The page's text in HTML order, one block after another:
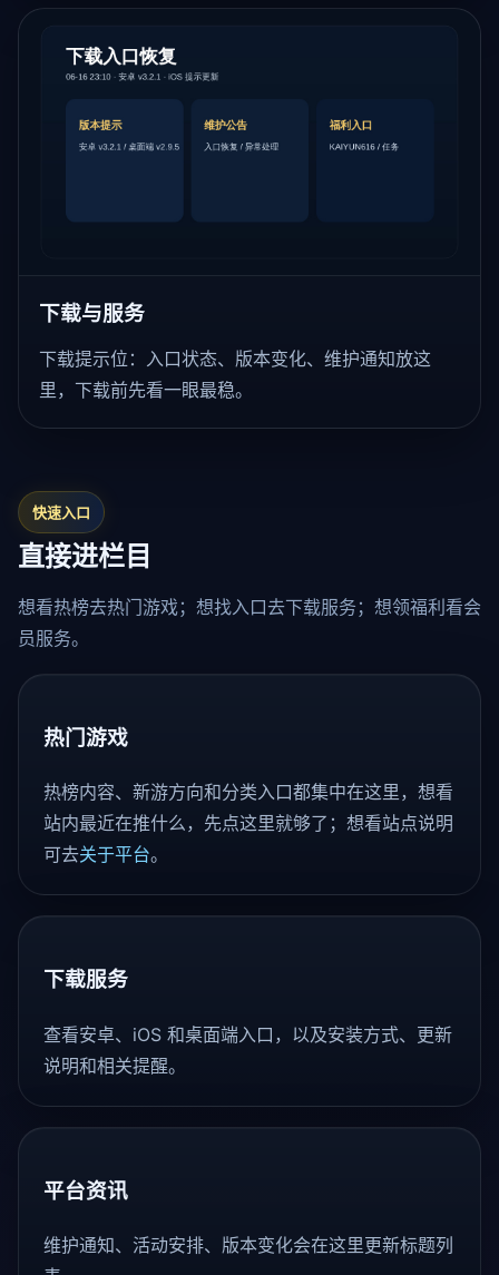
下载与服务
下载提示位：入口状态、版本变化、维护通知放这
里，下载前先看一眼最稳。
快速入口
直接进栏目
想看热榜去热门游戏；想找入口去下载服务；想领福利看会
员服务。
热门游戏
热榜内容、新游方向和分类入口都集中在这里，想看
站内最近在推什么，先点这里就够了；想看站点说明
可去关于平台。
下载服务
查看安卓、iOS 和桌面端入口，以及安装方式、更新
说明和相关提醒。
平台资讯
维护通知、活动安排、版本变化会在这里更新标题列